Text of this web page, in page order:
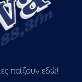
παίζουν εδώ!